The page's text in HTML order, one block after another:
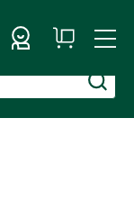
Logg inn
Handlekurv